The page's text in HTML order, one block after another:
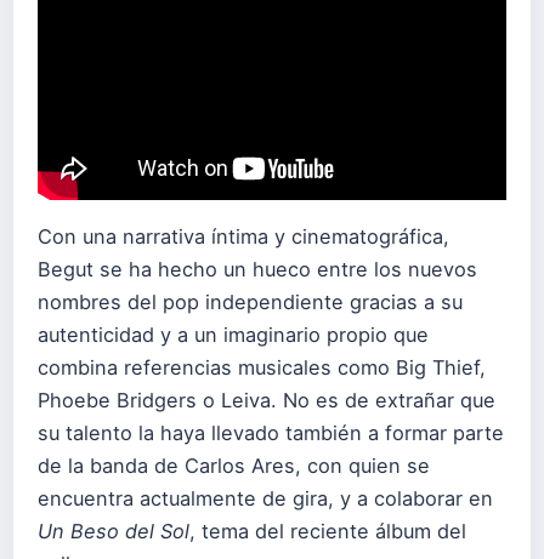
Con una narrativa íntima y cinematográfica,
Begut se ha hecho un hueco entre los nuevos
nombres del pop independiente gracias a su
autenticidad y a un imaginario propio que
combina referencias musicales como Big Thief,
Phoebe Bridgers o Leiva. No es de extrañar que
su talento la haya llevado también a formar parte
de la banda de Carlos Ares, con quien se
encuentra actualmente de gira, y a colaborar en
Un Beso del Sol, tema del reciente álbum del